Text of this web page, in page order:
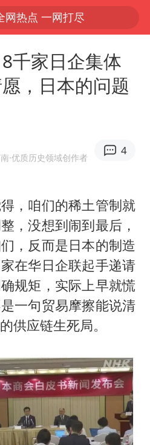
网热点 一网打尽
千家日企集体
，日本的问题
·优质历史领域创作者
4
，咱们的稀土管制就
，没想到闹到最后，
，反而是日本的制造
在华日企联起手递请
规矩，实际上早就慌
一句贸易摩擦能说清
供应链生死局。